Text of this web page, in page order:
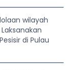
wilayah
Laksanakan
di Pulau